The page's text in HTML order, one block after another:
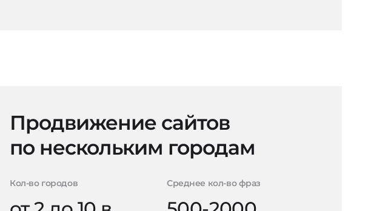
Продвижение сайтов
по нескольким городам
Кол-во городов Среднее кол-во фраз